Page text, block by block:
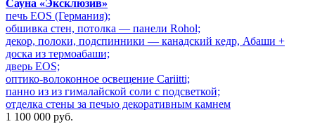
Сауна «Эксклюзив»
печь EOS (Германия);
обшивка стен, потолка — панели Rohol;
декор, полоки, подспинники — канадский кедр, Абаши +
доска из термоабаши;
дверь EOS;
оптико-волоконное освещение Cariitti;
панно из из гималайской соли с подсветкой;
отделка стены за печью декоративным камнем
1 100 000 руб.